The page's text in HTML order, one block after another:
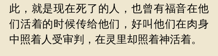
此，就是现在死了的人，也曾有福音在他
们活着的时候传给他们，好叫他们在肉身
中照着人受审判，在灵里却照着神活着。